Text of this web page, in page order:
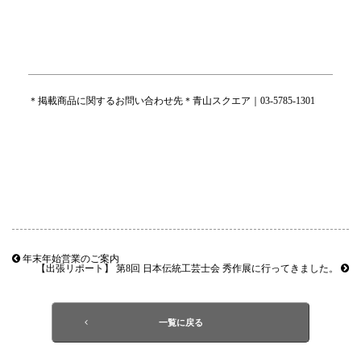
＊掲載商品に関するお問い合わせ先＊青山スクエア｜03-5785-1301
年末年始営業のご案内
【出張リポート】 第8回 日本伝統工芸士会 秀作展に行ってきました。
一覧に戻る